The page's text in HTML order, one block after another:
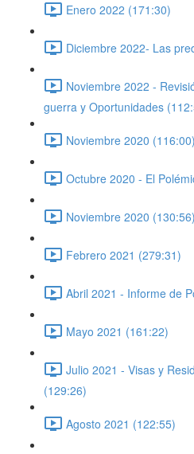
Enero 2022 (171:30)
Diciembre 2022- Las
Noviembre 2022 -
guerra y Oportunidades
Noviembre 2020 (116:00)
Octubre 2020 - El
Noviembre 2020 (130:56)
Febrero 2021 (279:31)
Abril 2021 - Informe de
Mayo 2021 (161:22)
Julio 2021 - Visas y
(129:26)
Agosto 2021 (122:55)